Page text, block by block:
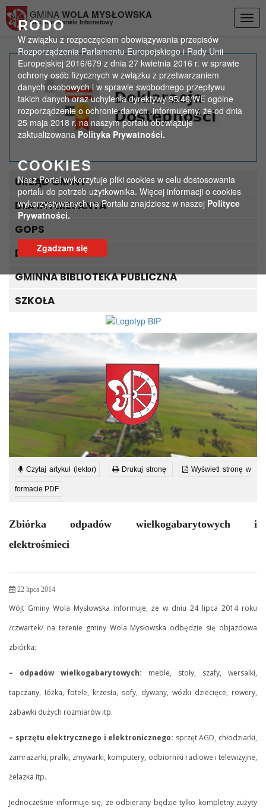
RODO
W związku z rozpoczęciem obowiązywania przepisów
Rozporządzenia Parlamentu Europejskiego i Rady Unii
Europejskiej 2016/679 z dnia 27 kwietnia 2016 r. w sprawie
ochrony osób fizycznych w związku z przetwarzaniem
danych osobowych i w sprawie swobodnego przepływu
takich danych oraz uchylenia dyrektywy 95/46/WE ogólne
rozporządzenie o ochronie danych, informujemy, że od dnia
25 maja 2018 r. na naszym portalu obowiązuje
zaktualizowanaPolityka Prywatności.
COOKIES
Nasz Portal wykorzytuje pliki cookies w celu dostosowania
portalu do potrzeb użytkownika. Więcej informacji o cookies
wykorzystywanych na Portalu znajdziesz w naszej Polityce
Prywatności.
Zgadzam się
GMINA WOLA MYSŁOWSKA
Oficjalny Serwis Internetowy
Zbiórka odpadów
wielkogabarytowych i
elektrośmieci
URZĄD GMINY
DLA INTERESANTA
GOPS
DLA TURYSTY
GMINNA BIBLIOTEKA PUBLICZNA
SZKOŁA
Czytaj artykuł (lektor) Drukuj stronę Wyświetl stronę w
formacie PDF
Zbiórka odpadów wielkogabarytowych i
elektrośmieci
22 lipca 2014
Wójt Gminy Wola Mysłowska informuje, że w dniu 24 lipca 2014 roku
/czwartek/ na terenie gminy Wola Mysłowska odbędzie się objazdowa
zbiórka:
– odpadów wielkogabarytowych: meble, stoły, szafy, wersalki,
tapczany, łóżka, fotele, krzesła, sofy, dywany, wózki dziecięce, rowery,
zabawki dużych rozmiarów itp.
– sprzętu elektrycznego i elektronicznego: sprzęt AGD, chłodziarki,
zamrażarki, pralki, zmywarki, komputery, odbiorniki radiowe i telewizyjne,
żelazka itp.
Jednocześnie informuje się, ze odbierany będzie tylko kompletny zużyty